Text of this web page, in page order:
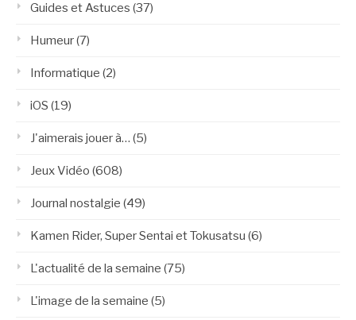
Guides et Astuces (37)
Humeur(7)
Informatique (2)
iOS (19)
J'aimerais jouer à… (5)
Jeux Vidéo (608)
Journal nostalgie (49)
Kamen Rider, Super Sentai et Tokusatsu (6)
L'actualité de la semaine (75)
L'image de la semaine (5)